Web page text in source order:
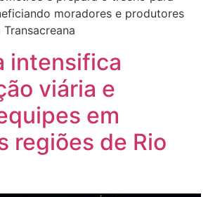
moradores e produtores
intensifica
viária e
em
regiões de Rio